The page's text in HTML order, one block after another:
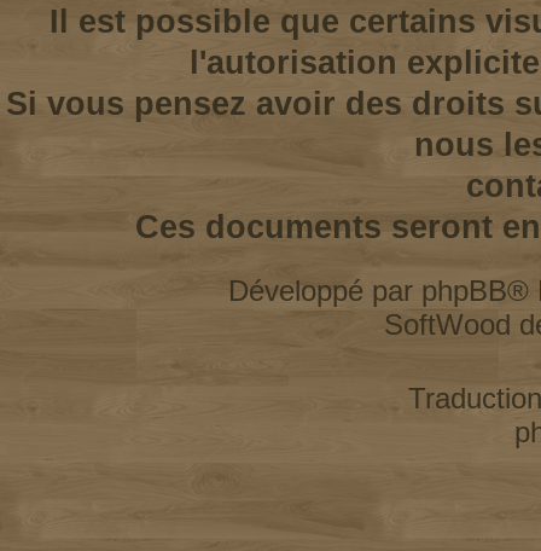
Il est possible que certains
l'autorisation
Si vous pensez avoir des droits
nous
Ces documents seront
Développé par phpBB®
SoftWood